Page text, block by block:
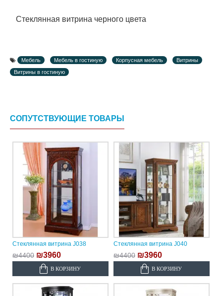
Стеклянная витрина черного цвета
Мебель Мебель в гостиную Корпусная мебель
Витрины
Витрины в гостиную
СОПУТСТВУЮЩИЕ ТОВАРЫ
Стеклянная витрина J038
₪4400 ₪3960
В КОРЗИНУ
Стеклянная витрина J040
₪4400 ₪3960
В КОРЗИНУ